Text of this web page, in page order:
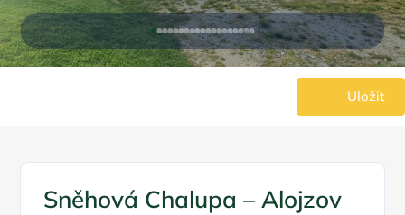
Uložit
Sněhová Chalupa – Alojzov